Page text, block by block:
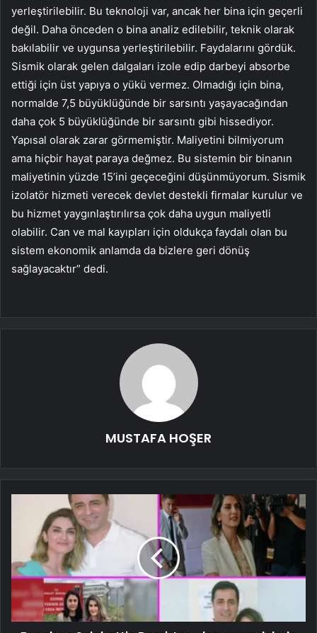
yerleştirilebilir. Bu teknoloji var, ancak her bina için geçerli
değil. Daha önceden o bina analiz edilebilir, teknik olarak
bakılabilir ve uygunsa yerleştirilebilir. Faydalarını gördük.
Sismik olarak gelen dalgaları izole edip darbeyi absorbe
ettiği için üst yapıya o yükü vermez. Olmadığı için bina,
normalde 7,5 büyüklüğünde bir sarsıntı yaşayacağından
daha çok 5 büyüklüğünde bir sarsıntı gibi hissediyor.
Yapısal olarak zarar görmemiştir. Maliyetini bilmiyorum
ama hiçbir hayat paraya değmez. Bu sistemin bir binanın
maliyetinin yüzde 15’ini geçeceğini düşünmüyorum. Sismik
izolatör hizmeti verecek devlet destekli firmalar kurulur ve
bu hizmet yaygınlaştırılırsa çok daha uygun maliyetli
olabilir. Can ve mal kayıpları için oldukça faydalı olan bu
sistem ekonomik anlamda da bizlere geri dönüş
sağlayacaktır” dedi.
MUSTAFA HOŞER